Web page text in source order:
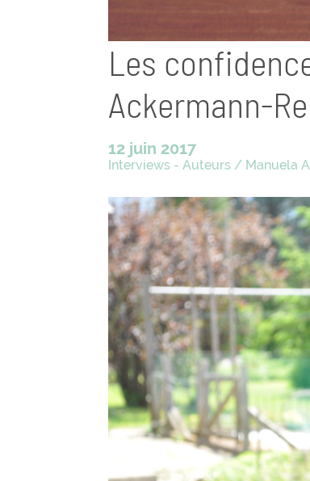
Les
Ackermann-
12 juin 2017
Interviews - Auteurs / Manuela